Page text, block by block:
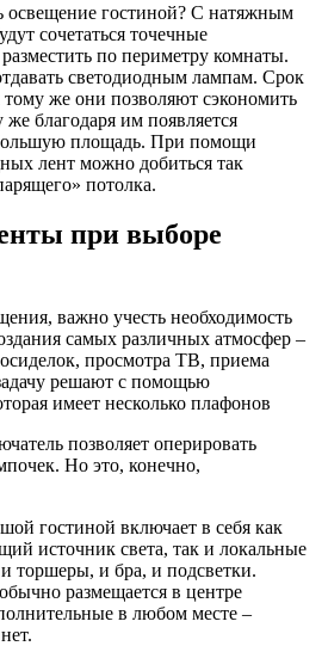
освещение гостиной? С натяжным
сочетаться точечные
по периметру комнаты.
светодиодным лампам. Срок
же они позволяют сэкономить
благодаря им появляется
площадь. При помощи
лент можно добиться так
потолка.
при выборе
важно учесть необходимость
самых различных атмосфер –
просмотра ТВ, приема
решают с помощью
имеет несколько плафонов
позволяет оперировать
Но это, конечно,
гостиной включает в себя как
источник света, так и локальные
торшеры, и бра, и подсветки.
размещается в центре
в любом месте –